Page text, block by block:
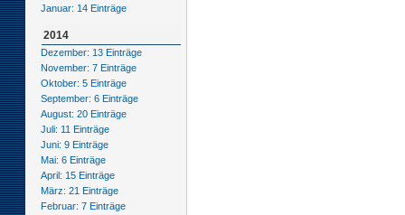
Januar: 14 Einträge
2014
Dezember: 13 Einträge
November: 7 Einträge
Oktober: 5 Einträge
September: 6 Einträge
August: 20 Einträge
Juli: 11 Einträge
Juni: 9 Einträge
Mai: 6 Einträge
April: 15 Einträge
März: 21 Einträge
Februar: 7 Einträge